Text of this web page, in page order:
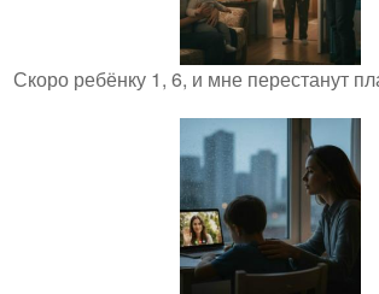
Скоро ребёнку 1, 6, и мне перестанут